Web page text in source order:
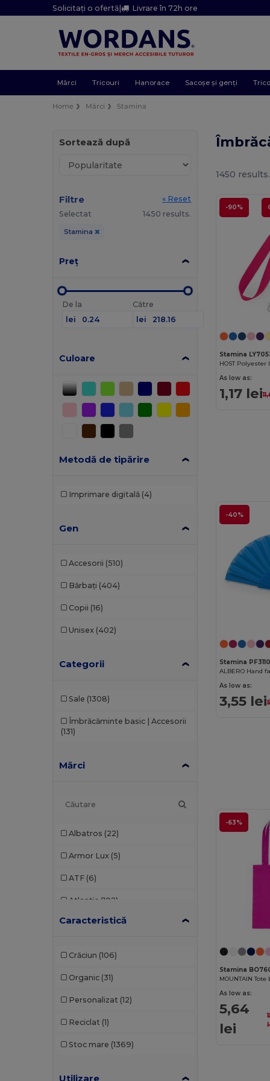
Solicitați o ofertă| Livrare în 72h ore
Mărci Tricouri Hanorace Sacoșe și genți
Home Mărci Stamina
Sortează după
Filtre
« Reset
Selectat
1450 results.
Stamina
Preț
De la
lei
Către
lei
Culoare
Metodă de tipărire
Imprimare digitală (4)
Gen
Accesorii (510)
Bărbați (404)
Copii (16)
Unisex (402)
Categorii
Sale (1308)
Îmbrăcăminte basic | Accesorii
(131)
Mărci
Albatros (22)
Armor Lux (5)
ATF (6)
Atlantis (102)
Atlantis Headwear
Bag Base
Caracteristică
Crăciun (106)
Organic (31)
Personalizat (12)
Reciclat (1)
Stoc mare (1369)
Utilizare
1450 results.
-90%
Stamina
HOST
As low as:
1,17 lei
-40%
Stamina PF3110
As low as:
3,55 lei
-63%
Stamina
As low as:
5,64
lei